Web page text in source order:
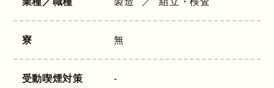
寮 無
受動喫煙対策 -